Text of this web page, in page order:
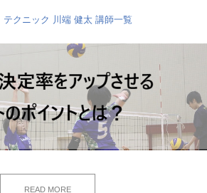
テクニック 川端 健太 講師一覧
READ MORE